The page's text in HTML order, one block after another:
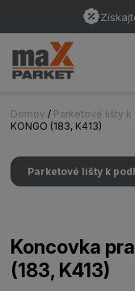
Domov / Parketové lišty k
KONGO (183, K413)
Parketové lišty k
Koncovka
(183, K413)